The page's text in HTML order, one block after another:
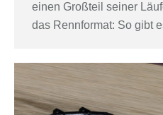
einen Großteil seiner
das Rennformat: So gibt